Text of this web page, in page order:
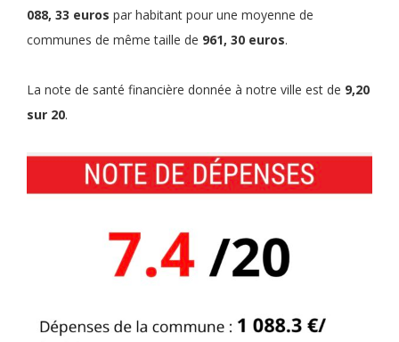
088, 33 euros par habitant pour une moyenne de
communes de même taille de 961, 30 euros.
La note de santé financière donnée à notre ville est de 9,20
sur 20.